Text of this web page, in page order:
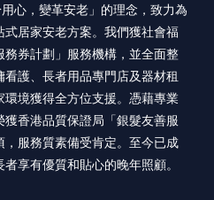
心，變革安老」的理念，致力為
居家安老方案。我們獲社會福
券計劃」服務機構，並全面整
護、長者用品專門店及器材租
境獲得全方位支援。憑藉專業
香港品質保證局「銀髮友善服
服務質素備受肯定。至今已成
享有優質和貼心的晚年照顧。